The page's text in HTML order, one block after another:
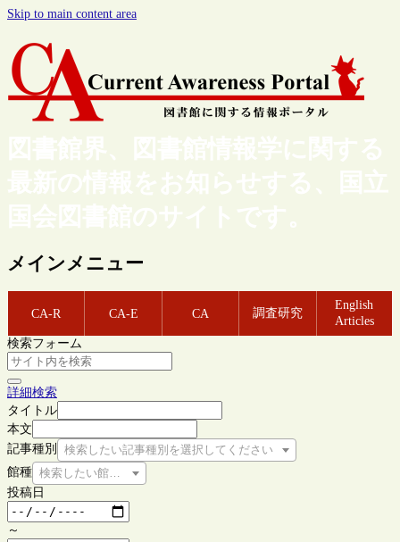
Skip to main content area
図書館界、図書館情報学に関する
最新の情報をお知らせする、国立
国会図書館のサイトです。
メインメニュー
CA-R CA-E CA 調査研究
English
Articles
検索フォーム
詳細検索
タイトル
本文
記事種別
検索したい記事種別を選択してください
館種 検索したい館種を選択してください
投稿日
～